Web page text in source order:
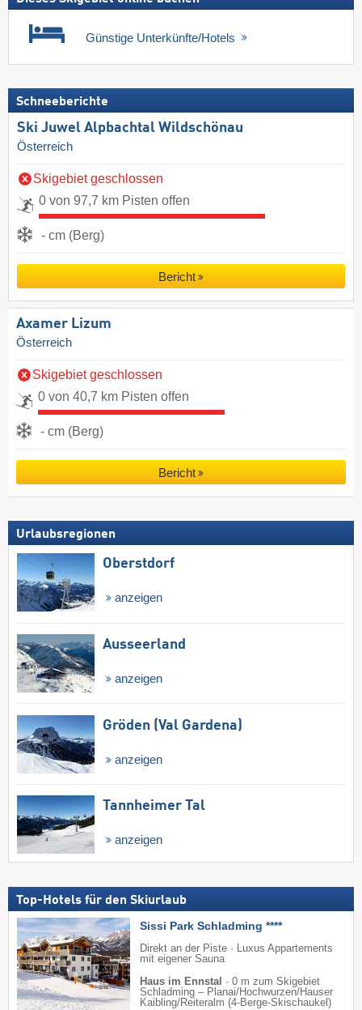
Günstige Unterkünfte/Hotels
Schneeberichte
Ski Juwel Alpbachtal Wildschönau
Österreich
Skigebiet geschlossen
0 von 97,7 km Pisten offen
- cm (Berg)
Bericht
Axamer Lizum
Österreich
Skigebiet geschlossen
0 von 40,7 km Pisten offen
- cm (Berg)
Bericht
Urlaubsregionen
Oberstdorf
anzeigen
Ausseerland
anzeigen
Gröden (Val Gardena)
anzeigen
Tannheimer Tal
anzeigen
Top-Hotels für den Skiurlaub
Sissi Park Schladming ****
Direkt an der Piste · Luxus Appartements
mit eigener Sauna
Haus im Ennstal · 0 m zum Skigebiet
Schladming – Planai/​Hochwurzen/​Hauser
Kaibling/​Reiteralm (4-Berge-Skischaukel)